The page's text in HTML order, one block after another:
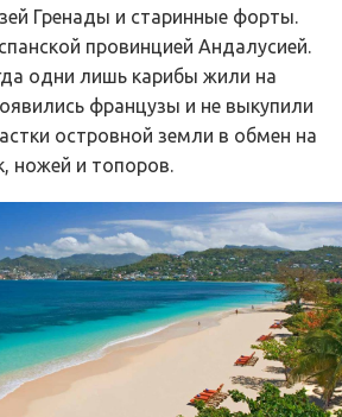
Гренады и старинные форты.
провинцией Андалусией.
одни лишь карибы жили на
французы и не выкупили
островной земли в обмен на
ножей и топоров.